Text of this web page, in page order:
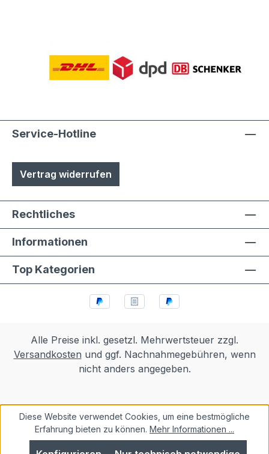
Service-Hotline
Vertrag widerrufen
Rechtliches
Informationen
Top Kategorien
Alle Preise inkl. gesetzl. Mehrwertsteuer zzgl.
Versandkosten und ggf. Nachnahmegebühren, wenn
nicht anders angegeben.
Diese Website verwendet Cookies, um eine bestmögliche
Erfahrung bieten zu können. Mehr Informationen ...